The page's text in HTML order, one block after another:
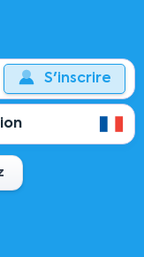
S'inscrire